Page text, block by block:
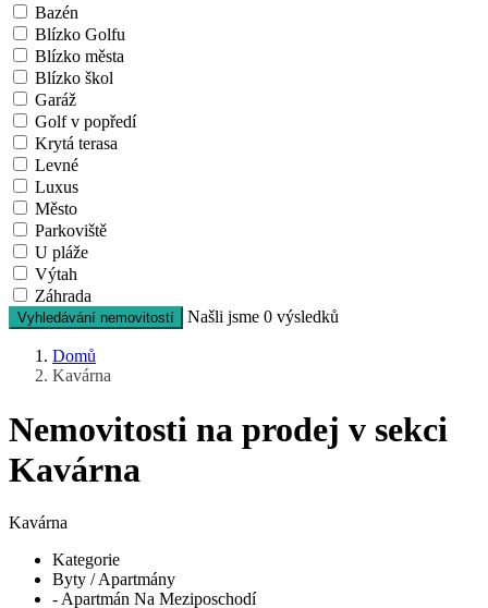
Bazén
Blízko Golfu
Blízko města
Blízko škol
Garáž
Golf v popředí
Krytá terasa
Levné
Luxus
Město
Parkoviště
U pláže
Výtah
Záhrada
Vyhledávání nemovitostí Našli jsme0 výsledků
Domů
Kavárna
Nemovitosti na prodej v sekci
Kavárna
Kavárna
Kategorie
Byty / Apartmány
- Apartmán Na Meziposchodí